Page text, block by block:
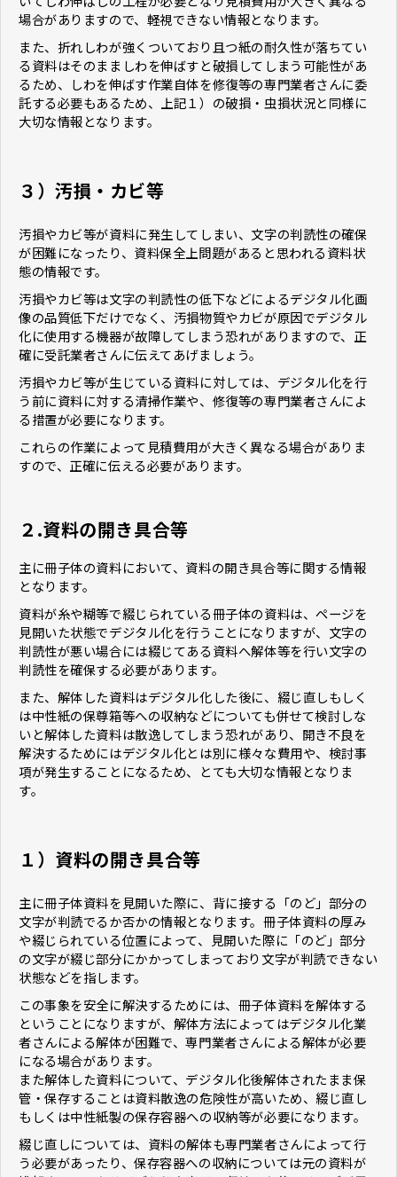
場合がありますので、軽視できない情報となります。
また、折れしわが強くついており且つ紙の耐久性が落ちてい
る資料はそのまましわを伸ばすと破損してしまう可能性があ
るため、しわを伸ばす作業自体を修復等の専門業者さんに委
託する必要もあるため、上記１）の破損・虫損状況と同様に
大切な情報となります。
３）汚損・カビ等
汚損やカビ等が資料に発生してしまい、文字の判読性の確保
が困難になったり、資料保全上問題があると思われる資料状
態の情報です。
汚損やカビ等は文字の判読性の低下などによるデジタル化画
像の品質低下だけでなく、汚損物質やカビが原因でデジタル
化に使用する機器が故障してしまう恐れがありますので、正
確に受託業者さんに伝えてあげましょう。
汚損やカビ等が生じている資料に対しては、デジタル化を行
う前に資料に対する清掃作業や、修復等の専門業者さんによ
る措置が必要になります。
これらの作業によって見積費用が大きく異なる場合がありま
すので、正確に伝える必要があります。
２.資料の開き具合等
主に冊子体の資料において、資料の開き具合等に関する情報
となります。
資料が糸や糊等で綴じられている冊子体の資料は、ページを
見開いた状態でデジタル化を行うことになりますが、文字の
判読性が悪い場合には綴じてある資料へ解体等を行い文字の
判読性を確保する必要があります。
また、解体した資料はデジタル化した後に、綴じ直しもしく
は中性紙の保尊箱等への収納などについても併せて検討しな
いと解体した資料は散逸してしまう恐れがあり、開き不良を
解決するためにはデジタル化とは別に様々な費用や、検討事
項が発生することになるため、とても大切な情報となりま
す。
１）資料の開き具合等
主に冊子体資料を見開いた際に、背に接する「のど」部分の
文字が判読でるか否かの情報となります。冊子体資料の厚み
や綴じられている位置によって、見開いた際に「のど」部分
の文字が綴じ部分にかかってしまっており文字が判読できない
状態などを指します。
この事象を安全に解決するためには、冊子体資料を解体する
ということになりますが、解体方法によってはデジタル化業
者さんによる解体が困難で、専門業者さんによる解体が必要
になる場合があります。
また解体した資料について、デジタル化後解体されたまま保
管・保存することは資料散逸の危険性が高いため、綴じ直し
もしくは中性紙製の保存容器への収納等が必要になります。
綴じ直しについては、資料の解体も専門業者さんによって行
う必要があったり、保存容器への収納については元の資料が